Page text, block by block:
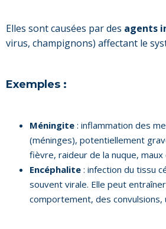
Elles sont causées par des agents
virus, champignons) affectant le
Exemples :
Méningite : inflammation des
(méninges), potentiellement
fièvre, raideur de la nuque,
Encéphalite : infection du tissu
souvent virale. Elle peut
comportement, des convulsions,